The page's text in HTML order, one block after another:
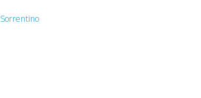
la
Sorrentino